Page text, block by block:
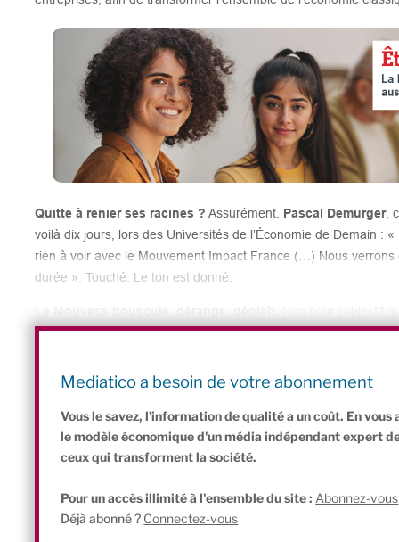
Quitte à renier ses racines ? Assurément. Pascal Demurger,
voilà dix jours, lors des Universités de l’Économie de Demain :
rien à voir avec le Mouvement Impact France (…) Nous verrons
durée ». Touché. Le ton est donné.
parvenir, donc de son positionnement politique. Le Mouvess
exigeante de l’ESS », qui passe selon lui par la réécriture de
Mediatico a besoin de votre abonnement
Vous le savez, l'information de qualité a un coût. En
le modèle économique d'un média indépendant expert
ceux qui transforment la société.
Pour un accès illimité à l'ensemble du site : Abonnez-vous
Déjà abonné ? Connectez-vous